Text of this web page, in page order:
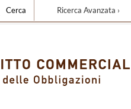
Ricerca Avanzata ›